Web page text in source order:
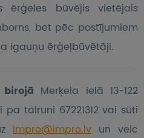
ērģeles būvējis vietējais
bet pēc postījumiem
igauņu ērģeļbūvētāji.
birojā Merķela ielā 13-122
tālruni 67221312 vai sūti
impro@impro.lv un veic